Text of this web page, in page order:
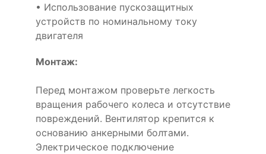
• Использование пускозащитных
устройств по номинальному току
двигателя
Монтаж:
Перед монтажом проверьте легкость
вращения рабочего колеса и отсутствие
повреждений. Вентилятор крепится к
основанию анкерными болтами.
Электрическое подключение